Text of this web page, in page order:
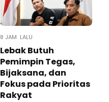
8 JAM LALU
Lebak Butuh
Pemimpin Tegas,
Bijaksana, dan
Fokus pada Prioritas
Rakyat